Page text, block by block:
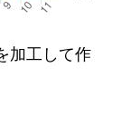
加工して作